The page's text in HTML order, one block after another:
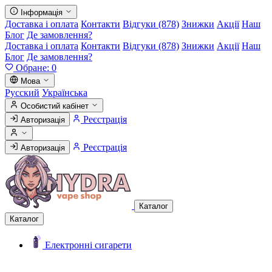
Інформація
Доставка і оплата Контакти Відгуки (878) Знижки Акції Наш
Блог Де замовлення?
Доставка і оплата Контакти Відгуки (878) Знижки Акції Наш
Блог Де замовлення?
Обране: 0
Мова
Русский Українська
Особистий кабінет
Авторизація
Реєстрація
Авторизація Реєстрація
Каталог
Каталог
Електронні сигарети